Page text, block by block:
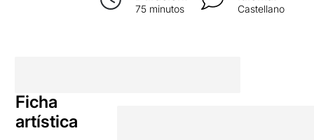
75 minutos Castellano
Ficha
artística